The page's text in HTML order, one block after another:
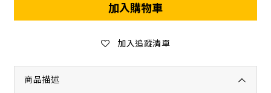
加入購物車
加入追蹤清單
商品描述